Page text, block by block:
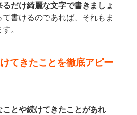
だけ綺麗な文字で書きましょ
書けるのであれば、それもま
。
てきたことを徹底アピー
ことや続けてきたことがあれ